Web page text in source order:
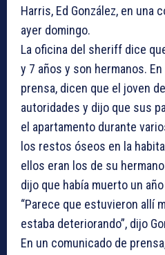
Harris, Ed González, en una
ayer domingo.
La oficina del sheriff dice
y 7 años y son hermanos.
prensa, dicen que el joven
autoridades y dijo que sus
el apartamento durante
los restos óseos en la
ellos eran los de su
dijo que había muerto un
“Parece que estuvieron allí
estaba deteriorando”, dijo
En un comunicado de